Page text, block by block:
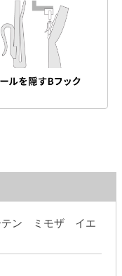
テン ミモザ イエ